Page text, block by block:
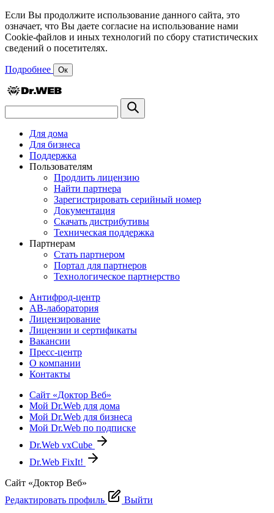
Если Вы продолжите использование данного сайта, это
означает, что Вы даете согласие на использование нами
Cookie-файлов и иных технологий по сбору статистических
сведений о посетителях.
Подробнее Ок
Для дома
Для бизнеса
Поддержка
Пользователям
Продлить лицензию
Найти партнера
Зарегистрировать серийный номер
Документация
Скачать дистрибутивы
Техническая поддержка
Партнерам
Стать партнером
Портал для партнеров
Технологическое партнерство
Антифрод-центр
АВ-лаборатория
Лицензирование
Лицензии и сертификаты
Вакансии
Пресс-центр
О компании
Контакты
Сайт «Доктор Веб»
Мой Dr.Web для дома
Мой Dr.Web для бизнеса
Мой Dr.Web по подписке
Dr.Web vxCube
Dr.Web FixIt!
Сайт «Доктор Веб»
Редактировать профиль
Выйти